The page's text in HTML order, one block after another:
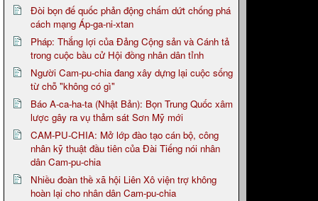
Đòi bọn đế quốc phản động chấm dứt chống phá
cách mạng Áp-ga-ni-xtan
Pháp: Thắng lợi của Đảng Cộng sản và Cánh tả
trong cuộc bầu cử Hội đồng nhân dân tỉnh
Người Cam-pu-chia đang xây dựng lại cuộc sống
từ chỗ "không có gì"
Báo A-ca-ha-ta (Nhật Bản): Bọn Trung Quốc xâm
lược gây ra vụ thảm sát Sơn Mỹ mới
CAM-PU-CHIA: Mở lớp đào tạo cán bộ, công
nhân kỹ thuật đầu tiên của Đài Tiếng nói nhân
dân Cam-pu-chia
Nhiều đoàn thề xã hội Liên Xô viện trợ không
hoàn lại cho nhân dân Cam-pu-chia